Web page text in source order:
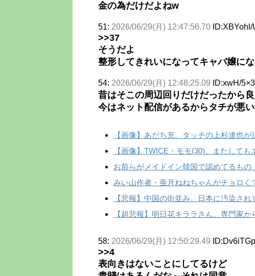
金の為だけだよねw
51: 2026/06/29(月) 12:47:56.70 ID:XBYohl/
>>37
そうだよ
整形してきれいになってキャバ嬢に
54: 2026/06/29(月) 12:48:25.09 ID:xwH/
昔はそこの周辺回りだけだったから
今はネット配信があるからタチが悪い
【画像】あだち充、タッチの上杉達也
【画像】TWICE・モモ(30)、またして
お前らがメイドイン韓国で認めてるもの
みい山作者・亜月ねねちゃんがチョロ
【悲報】中国の街並み、日本に汚染され
【超悲報】明日花キララさん、専門家
58: 2026/06/29(月) 12:50:29.49
>>4
表向きはないことにしてるけど